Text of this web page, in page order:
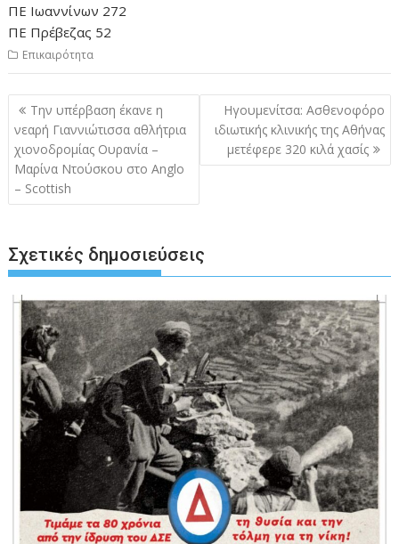
ΠΕ Ιωαννίνων 272
ΠΕ Πρέβεζας 52
Επικαιρότητα
Πλοήγηση
άρθρων
Την υπέρβαση έκανε η
νεαρή Γιαννιώτισσα αθλήτρια
χιονοδρομίας Ουρανία –
Μαρίνα Ντούσκου στο Anglo
– Scottish
Ηγουμενίτσα: Ασθενοφόρο
ιδιωτικής κλινικής της Αθήνας
μετέφερε 320 κιλά χασίς
Σχετικές δημοσιεύσεις